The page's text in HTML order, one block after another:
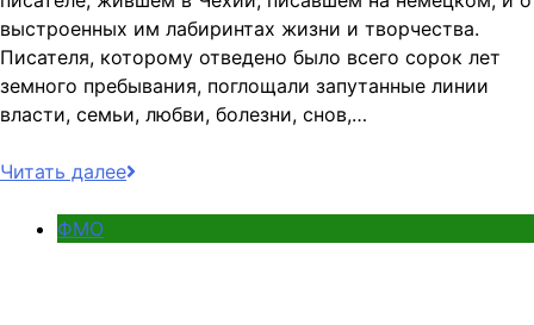
выстроенных им лабиринтах жизни и творчества.
Писателя, которому отведено было всего сорок лет
земного пребывания, поглощали запутанные линии
власти, семьи, любви, болезни, снов,…
Читать далее
ФМО